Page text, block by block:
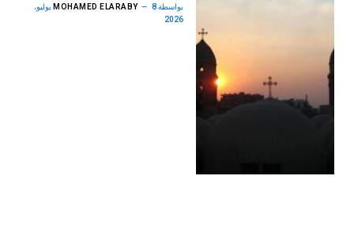
بواسطة MOHAMED ELARABY 8 يوليو،
2026